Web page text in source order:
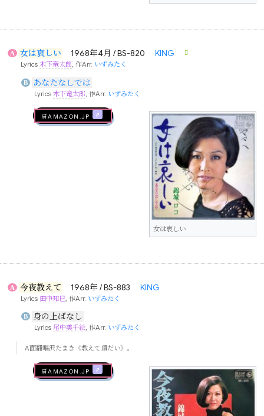
A 女は哀しい 1968年4月 / BS-820 KING
Lyrics木下竜太郎, 作Arr. いずみたく
B あなたなしでは
Lyrics 木下竜太郎, 作Arr. いずみたく
女は哀しい
🛒AMAZON.jp
A 今夜教えて 1968年 / BS-883 KING
Lyrics 田中知巳, 作Arr. いずみたく
B 身の上ばなし
Lyrics 尾中美千絵, 作Arr. いずみたく
A面翻唱沢たまき《教えて頂だい》。
🛒AMAZON.jp